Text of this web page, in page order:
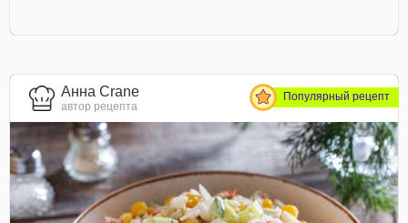
Анна Crane
автор рецепта
Популярный рецепт